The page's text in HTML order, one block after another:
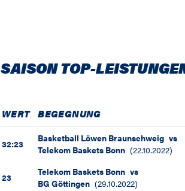
SAISON TOP-
WERT BEGEGNUNG
32:23 Basketball Löwen Braunschweig vs
Telekom Baskets Bonn (22.10.2022)
23 Telekom Baskets Bonn vs
BG Göttingen (29.10.2022)